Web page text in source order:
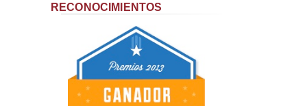
RECONOCIMIENTOS